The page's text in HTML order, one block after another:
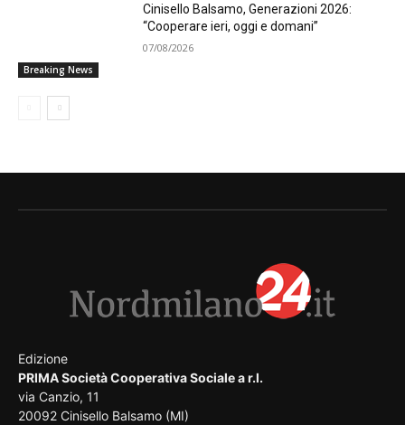
Breaking News
Cinisello Balsamo, Generazioni 2026:
“Cooperare ieri, oggi e domani”
07/08/2026
Edizione
PRIMA Società Cooperativa Sociale a r.l.
via Canzio, 11
20092 Cinisello Balsamo (MI)